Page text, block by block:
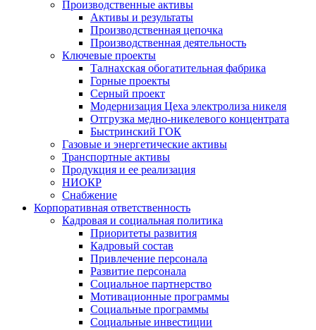
Производственные активы
Активы и результаты
Производственная цепочка
Производственная деятельность
Ключевые проекты
Талнахская обогатительная фабрика
Горные проекты
Серный проект
Модернизация Цеха электролиза никеля
Отгрузка медно-никелевого концентрата
Быстринский ГОК
Газовые и энергетические активы
Транспортные активы
Продукция и ее реализация
НИОКР
Снабжение
Корпоративная ответственность
Кадровая и социальная политика
Приоритеты развития
Кадровый состав
Привлечение персонала
Развитие персонала
Социальное партнерство
Мотивационные программы
Социальные программы
Социальные инвестиции